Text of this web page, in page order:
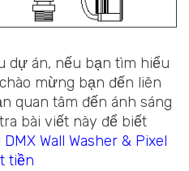
dự án, nếu bạn tìm hiểu
mừng bạn đến liên
quan tâm đến ánh sáng
bài viết này để biết
Wall Washer & Pixel
tiền